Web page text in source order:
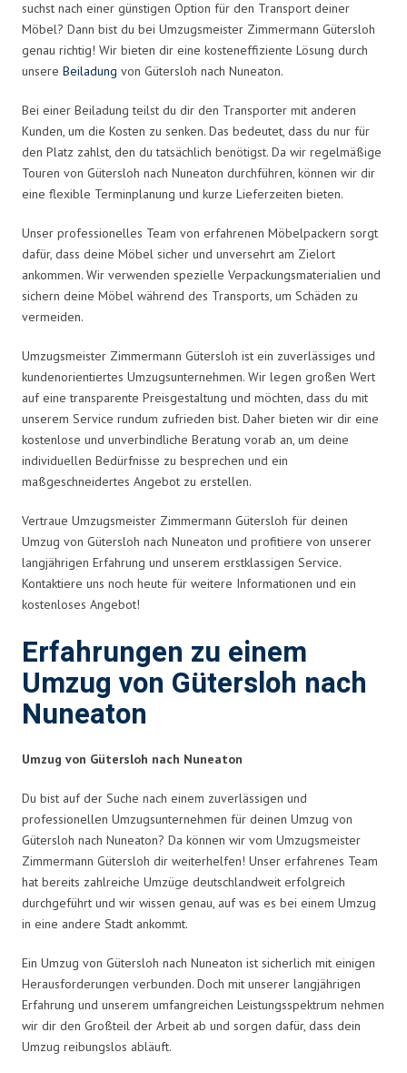
suchst nach einer günstigen Option für den Transport deiner
Möbel? Dann bist du bei Umzugsmeister Zimmermann Gütersloh
genau richtig! Wir bieten dir eine kosteneffiziente Lösung durch
unsere Beiladung von Gütersloh nach Nuneaton.
Bei einer Beiladung teilst du dir den Transporter mit anderen
Kunden, um die Kosten zu senken. Das bedeutet, dass du nur für
den Platz zahlst, den du tatsächlich benötigst. Da wir regelmäßige
Touren von Gütersloh nach Nuneaton durchführen, können wir dir
eine flexible Terminplanung und kurze Lieferzeiten bieten.
Unser professionelles Team von erfahrenen Möbelpackern sorgt
dafür, dass deine Möbel sicher und unversehrt am Zielort
ankommen. Wir verwenden spezielle Verpackungsmaterialien und
sichern deine Möbel während des Transports, um Schäden zu
vermeiden.
Umzugsmeister Zimmermann Gütersloh ist ein zuverlässiges und
kundenorientiertes Umzugsunternehmen. Wir legen großen Wert
auf eine transparente Preisgestaltung und möchten, dass du mit
unserem Service rundum zufrieden bist. Daher bieten wir dir eine
kostenlose und unverbindliche Beratung vorab an, um deine
individuellen Bedürfnisse zu besprechen und ein
maßgeschneidertes Angebot zu erstellen.
Vertraue Umzugsmeister Zimmermann Gütersloh für deinen
Umzug von Gütersloh nach Nuneaton und profitiere von unserer
langjährigen Erfahrung und unserem erstklassigen Service.
Kontaktiere uns noch heute für weitere Informationen und ein
kostenloses Angebot!
Erfahrungen zu einem
Umzug von Gütersloh nach
Nuneaton
Umzug von Gütersloh nach Nuneaton
Du bist auf der Suche nach einem zuverlässigen und
professionellen Umzugsunternehmen für deinen Umzug von
Gütersloh nach Nuneaton? Da können wir vom Umzugsmeister
Zimmermann Gütersloh dir weiterhelfen! Unser erfahrenes Team
hat bereits zahlreiche Umzüge deutschlandweit erfolgreich
durchgeführt und wir wissen genau, auf was es bei einem Umzug
in eine andere Stadt ankommt.
Ein Umzug von Gütersloh nach Nuneaton ist sicherlich mit einigen
Herausforderungen verbunden. Doch mit unserer langjährigen
Erfahrung und unserem umfangreichen Leistungsspektrum nehmen
wir dir den Großteil der Arbeit ab und sorgen dafür, dass dein
Umzug reibungslos abläuft.